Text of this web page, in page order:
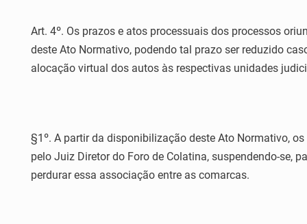
Art. 4º. Os prazos e atos processuais dos processos
deste Ato Normativo, podendo tal prazo ser reduzido
alocação virtual dos autos às respectivas unidades
§1º. A partir da disponibilização deste Ato Normativo,
pelo Juiz Diretor do Foro de Colatina, suspendendo-se,
perdurar essa associação entre as comarcas.